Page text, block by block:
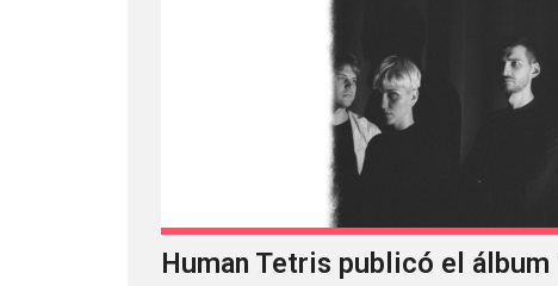
Human Tetris publicó el álbum